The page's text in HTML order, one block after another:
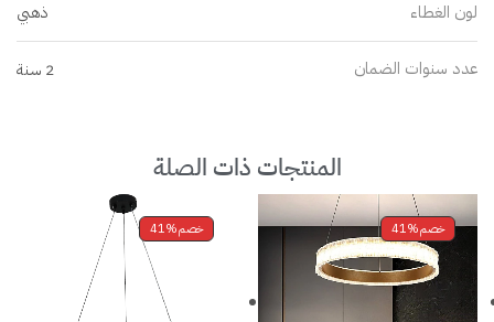
لون الغطاء ذهبي
عدد سنوات الضمان 2 سنة
المنتجات ذات الصلة
خصم41% خصم41%